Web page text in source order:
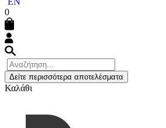
0
Δείτε περισσότερα αποτελέσματα
Καλάθι